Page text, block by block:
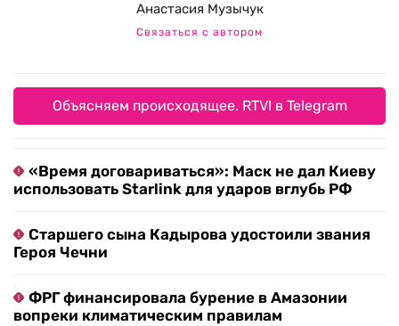
Анастасия Музычук
Связаться с автором
Объясняем происходящее. RTVI в Telegram
«Время договариваться»: Маск не дал Киеву
использовать Starlink для ударов вглубь РФ
Старшего сына Кадырова удостоили звания
Героя Чечни
ФРГ финансировала бурение в Амазонии
вопреки климатическим правилам